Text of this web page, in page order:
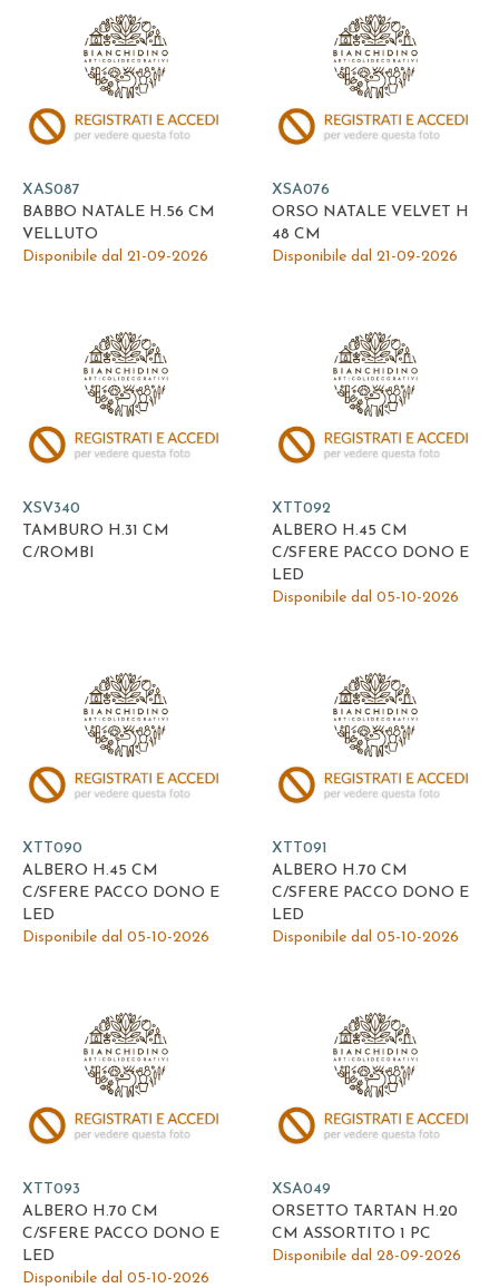
XAS087
BABBO NATALE H.56 CM
VELLUTO
Disponibile dal 21-09-2026
XSA076
ORSO NATALE VELVET H
48 CM
Disponibile dal 21-09-2026
XSV340
TAMBURO H.31 CM
C/ROMBI
XTT092
ALBERO H.45 CM
C/SFERE PACCO DONO E
LED
Disponibile dal 05-10-2026
XTT090
ALBERO H.45 CM
C/SFERE PACCO DONO E
LED
Disponibile dal 05-10-2026
XTT091
ALBERO H.70 CM
C/SFERE PACCO DONO E
LED
Disponibile dal 05-10-2026
XTT093
ALBERO H.70 CM
C/SFERE PACCO DONO E
LED
Disponibile dal 05-10-2026
XSA049
ORSETTO TARTAN H.20
CM ASSORTITO 1 PC
Disponibile dal 28-09-2026